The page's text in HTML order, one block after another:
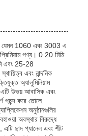
যেমন 1060 এবং 3003 এ
পণ্য। 0.20 মিমি
এবং 25-28
এবং নান্দনিক
অ্যালুমিনিয়াম
এটি উভয় আবাসিক এবং
পছন্দ করে তোলে.
অনুষ্ঠানগুলির
অবস্থার বিরুদ্ধে
এটি ছাদ প্যানেল এবং শীট